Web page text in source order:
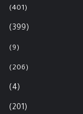
(401)
(399)
(9)
(206)
(4)
(201)